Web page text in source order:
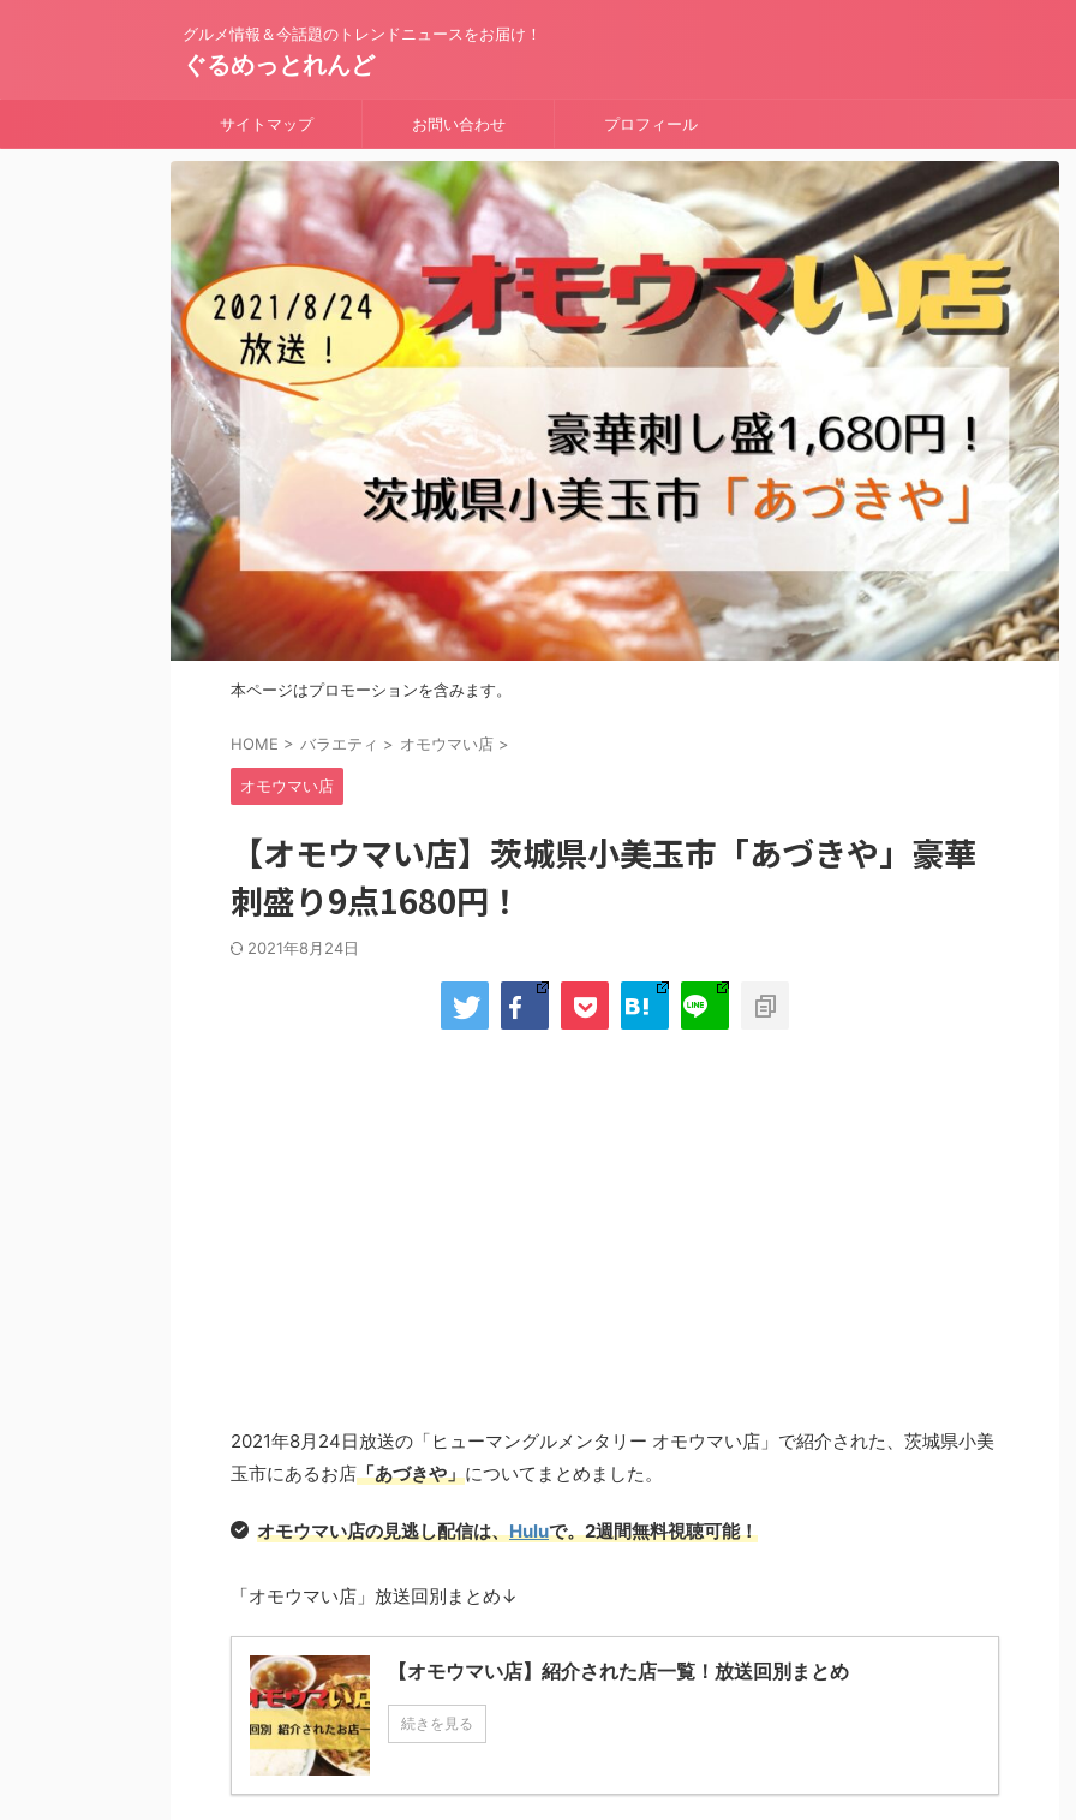
グルメ情報＆今話題のトレンドニュースをお届け！
ぐるめっとれんど
サイトマップ お問い合わせ プロフィール
本ページはプロモーションを含みます。
HOME > バラエティ > オモウマい店 >
オモウマい店
【オモウマい店】茨城県小美玉市「あづきや」豪華
刺盛り9点1680円！
2021年8月24日
2021年8月24日放送の「ヒューマングルメンタリー オモウマい店」で紹介された、茨城県小美
玉市にあるお店「あづきや」についてまとめました。
オモウマい店の見逃し配信は、Huluで。2週間無料視聴可能！
「オモウマい店」放送回別まとめ↓
【オモウマい店】紹介された店一覧！放送回別まとめ
続きを見る